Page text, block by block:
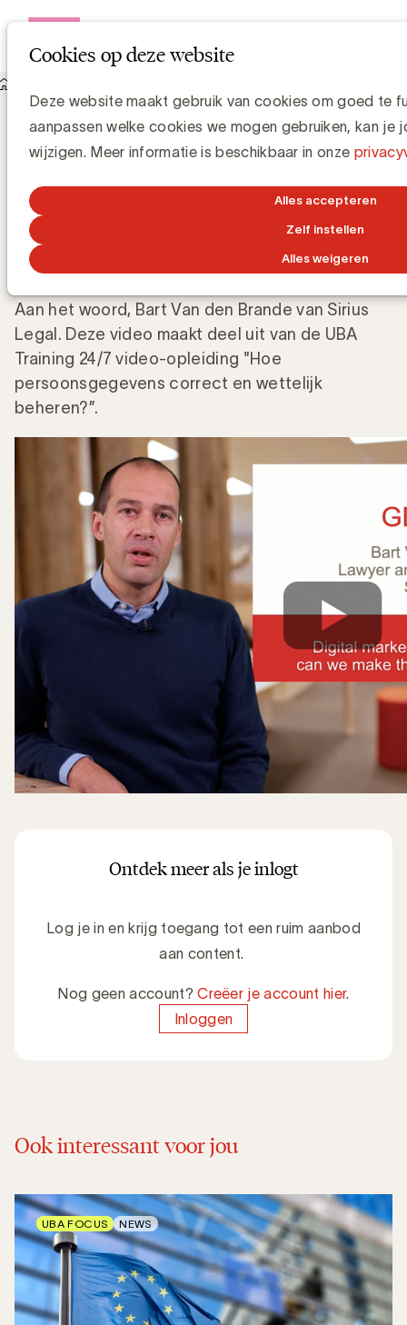
Cookies op deze website
Deze website maakt gebruik van cookies om goed te
aanpassen welke cookies we mogen gebruiken, kan je
wijzigen. Meer informatie is beschikbaar in onze
Alles accepteren
Zelf instellen
Alles weigeren
Waarom is data protection cruciaal in de huidige tijd?
Waarom is data protection cruciaal in de
huidige tijd?
UBA Team
15 NOVEMBER 2024
Aan het woord, Bart Van den Brande van Sirius
Legal. Deze video maakt deel uit van de UBA
Training 24/7 video-opleiding "Hoe
persoonsgegevens correct en wettelijk
beheren?”.
Ontdek meer als je inlogt
Log je in en krijg toegang tot een ruim aanbod
aan content.
Nog geen account?Creëer je account hier.
Inloggen
Ook interessant voor jou
UBA FOCUS NEWS